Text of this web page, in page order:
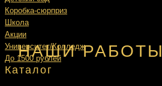
Коробка-сюрприз
Школа
Акции
Университет/Колледж
До 1500 рублей
Каталог
НАШИ РАБОТЫ